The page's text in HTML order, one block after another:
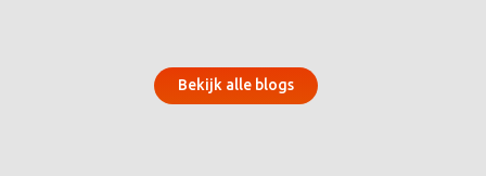
Bekijk alle blogs